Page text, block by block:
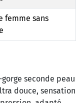
femme sans
gorge seconde peau
douce, sensation